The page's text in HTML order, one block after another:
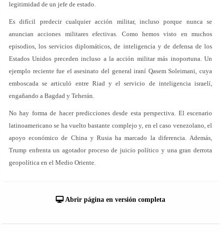
legitimidad de un jefe de estado.
Es difícil predecir cualquier acción militar, incluso porque nunca se
anuncian acciones militares efectivas. Como hemos visto en muchos
episodios, los servicios diplomáticos, de inteligencia y de defensa de los
Estados Unidos preceden incluso a la acción militar más inoportuna. Un
ejemplo reciente fue el asesinato del general iraní Qasem Soleimani, cuya
emboscada se articuló entre Riad y el servicio de inteligencia israelí,
engañando a Bagdad y Teherán.
No hay forma de hacer predicciones desde esta perspectiva. El escenario
latinoamericano se ha vuelto bastante complejo y, en el caso venezolano, el
apoyo económico de China y Rusia ha marcado la diferencia. Además,
Trump enfrenta un agotador proceso de juicio político y una gran derrota
geopolítica en el Medio Oriente.
Abrir página en versión completa